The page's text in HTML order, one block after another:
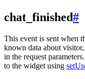
chat_finished#
This event is sent when
known data about
in the request
to the widget using